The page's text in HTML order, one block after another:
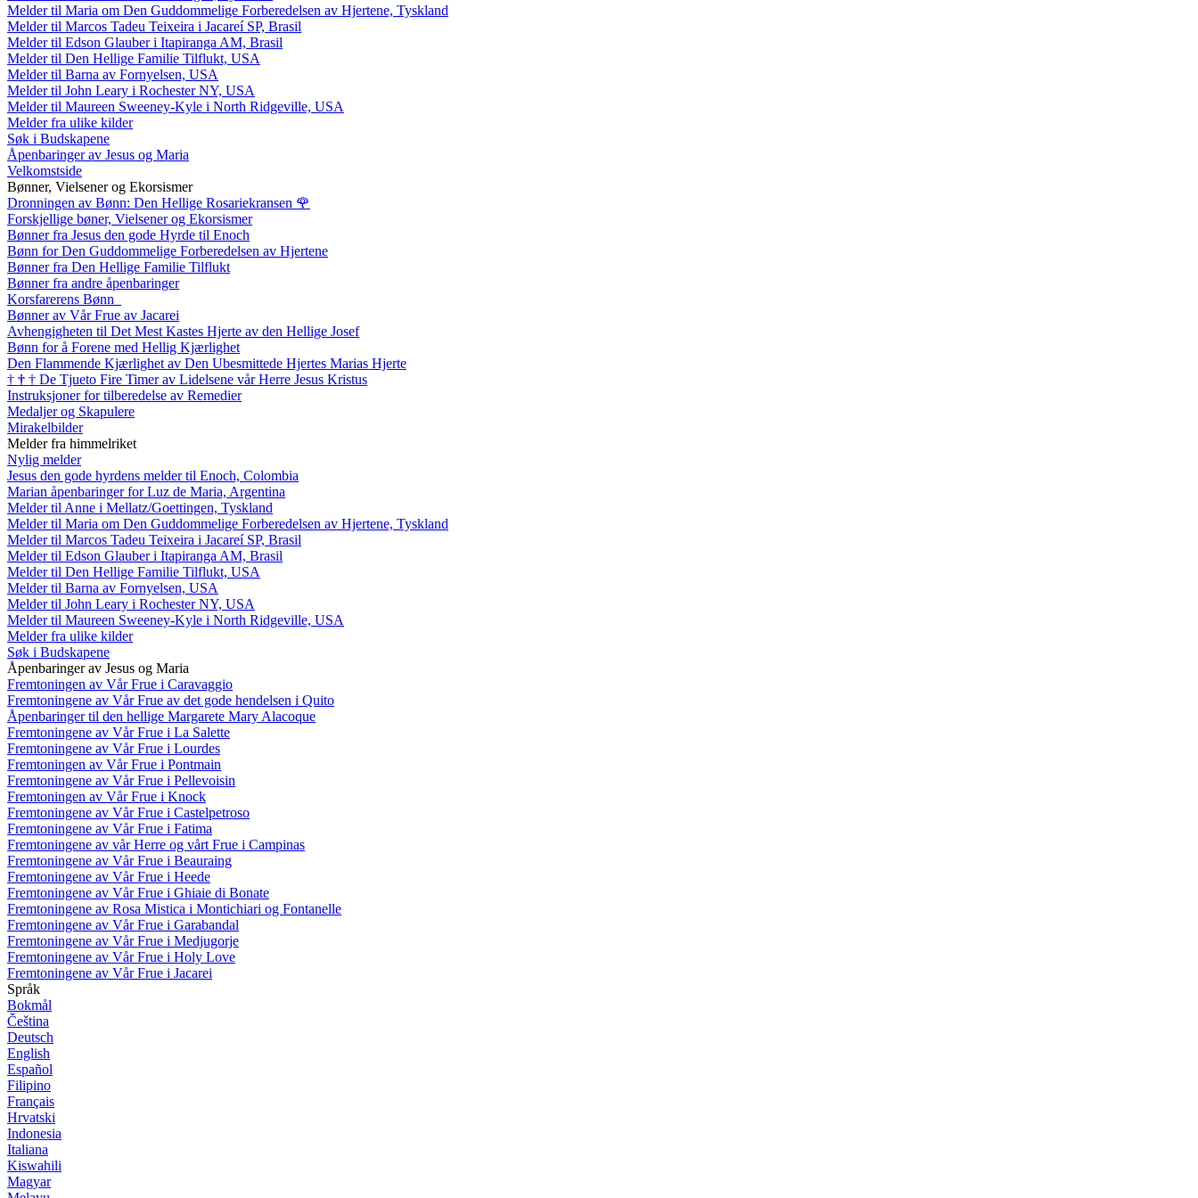
Melder til Maria om Den Guddommelige Forberedelsen av Hjertene, Tyskland
Melder til Marcos Tadeu Teixeira i Jacareí SP, Brasil
Melder til Edson Glauber i Itapiranga AM, Brasil
Melder til Den Hellige Familie Tilflukt, USA
Melder til Barna av Fornyelsen, USA
Melder til John Leary i Rochester NY, USA
Melder til Maureen Sweeney-Kyle i North Ridgeville, USA
Melder fra ulike kilder
Søk i Budskapene
Åpenbaringer av Jesus og Maria
Velkomstside
Bønner, Vielsener og Ekorsismer
Dronningen av Bønn: Den Hellige Rosariekransen 🌹
Forskjellige bøner, Vielsener og Ekorsismer
Bønner fra Jesus den gode Hyrde til Enoch
Bønn for Den Guddommelige Forberedelsen av Hjertene
Bønner fra Den Hellige Familie Tilflukt
Bønner fra andre åpenbaringer
Korsfarerens Bønn
Bønner av Vår Frue av Jacarei
Avhengigheten til Det Mest Kastes Hjerte av den Hellige Josef
Bønn for å Forene med Hellig Kjærlighet
Den Flammende Kjærlighet av Den Ubesmittede Hjertes Marias Hjerte
† † † De Tjueto Fire Timer av Lidelsene vår Herre Jesus Kristus
Instruksjoner for tilberedelse av Remedier
Medaljer og Skapulere
Mirakelbilder
Melder fra himmelriket
Nylig melder
Jesus den gode hyrdens melder til Enoch, Colombia
Marian åpenbaringer for Luz de Maria, Argentina
Melder til Anne i Mellatz/Goettingen, Tyskland
Melder til Maria om Den Guddommelige Forberedelsen av Hjertene, Tyskland
Melder til Marcos Tadeu Teixeira i Jacareí SP, Brasil
Melder til Edson Glauber i Itapiranga AM, Brasil
Melder til Den Hellige Familie Tilflukt, USA
Melder til Barna av Fornyelsen, USA
Melder til John Leary i Rochester NY, USA
Melder til Maureen Sweeney-Kyle i North Ridgeville, USA
Melder fra ulike kilder
Søk i Budskapene
Åpenbaringer av Jesus og Maria
Fremtoningen av Vår Frue i Caravaggio
Fremtoningene av Vår Frue av det gode hendelsen i Quito
Åpenbaringer til den hellige Margarete Mary Alacoque
Fremtoningene av Vår Frue i La Salette
Fremtoningene av Vår Frue i Lourdes
Fremtoningen av Vår Frue i Pontmain
Fremtoningene av Vår Frue i Pellevoisin
Fremtoningen av Vår Frue i Knock
Fremtoningene av Vår Frue i Castelpetroso
Fremtoningene av Vår Frue i Fatima
Fremtoningene av vår Herre og vårt Frue i Campinas
Fremtoningene av Vår Frue i Beauraing
Fremtoningene av Vår Frue i Heede
Fremtoningene av Vår Frue i Ghiaie di Bonate
Fremtoningene av Rosa Mistica i Montichiari og Fontanelle
Fremtoningene av Vår Frue i Garabandal
Fremtoningene av Vår Frue i Medjugorje
Fremtoningene av Vår Frue i Holy Love
Fremtoningene av Vår Frue i Jacarei
Språk
Bokmål
Čeština
Deutsch
English
Español
Filipino
Français
Hrvatski
Indonesia
Italiana
Kiswahili
Magyar